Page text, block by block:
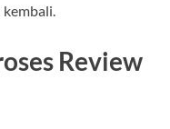
Review